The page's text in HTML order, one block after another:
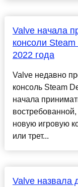
Valve начала
консоли
2022 года
Valve недавно
консоль Steam
начала
новую игровую
или трет...
Valve назвала